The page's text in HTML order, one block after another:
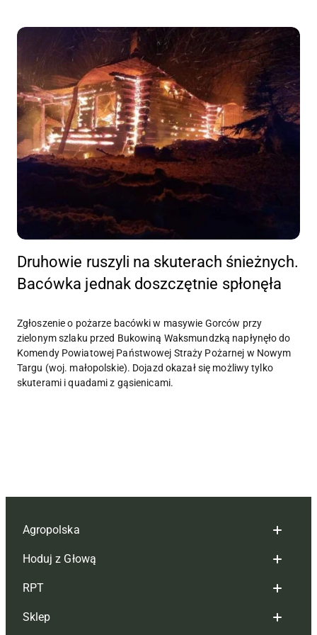
Druhowie ruszyli na skuterach śnieżnych.
Bacówka jednak doszczętnie spłonęła
Zgłoszenie o pożarze bacówki w masywie Gorców przy
zielonym szlaku przed Bukowiną Waksmundzką napłynęło do
Komendy Powiatowej Państwowej Straży Pożarnej w Nowym
Targu (woj. małopolskie). Dojazd okazał się możliwy tylko
skuterami i quadami z gąsienicami.
Agropolska
Redakcja
Reklama
Tagi
Hoduj z Głową
Hoduj z głową bydło
Hoduj z głową świnie
RPT
Redakcja
Sklep